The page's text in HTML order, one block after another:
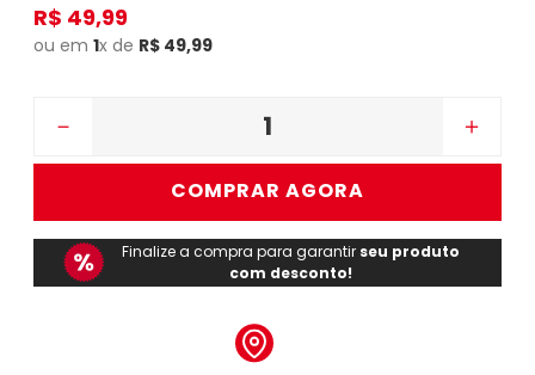
R$ 49,99
ou em 1x de R$ 49,99
＋
－
COMPRAR AGORA
Finalize a compra para garantir seu produto
com desconto!